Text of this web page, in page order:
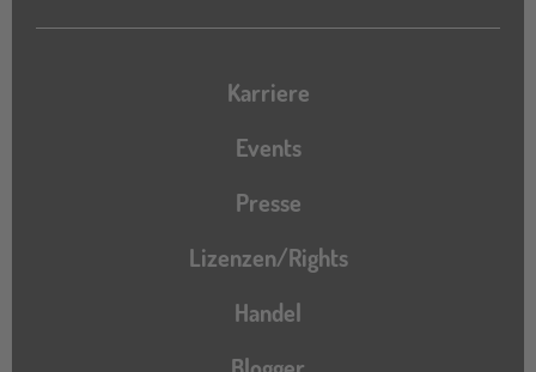
Karriere
Events
Presse
Lizenzen/Rights
Handel